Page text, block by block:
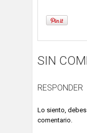
SIN
RESPONDER
Lo siento,
comentario.